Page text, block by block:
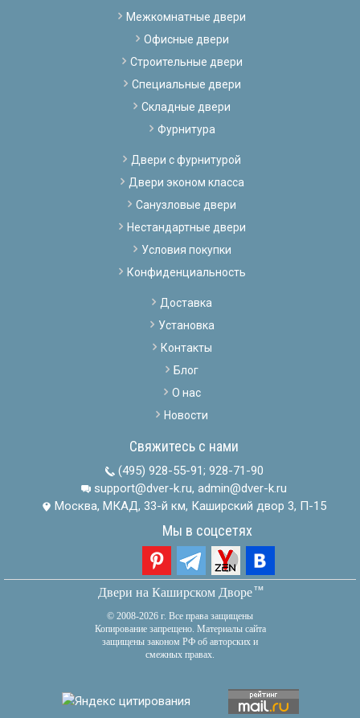
Межкомнатные двери
Офисные двери
Строительные двери
Специальные двери
Складные двери
Фурнитура
Двери с фурнитурой
Двери эконом класса
Санузловые двери
Нестандартные двери
Условия покупки
Конфиденциальность
Доставка
Установка
Контакты
Блог
О нас
Новости
Свяжитесь с нами
(495) 928-55-91; 928-71-90
support@dver-k.ru, admin@dver-k.ru
Москва, МКАД, 33-й км, Каширский двор 3, П-15
Мы в соцсетях
Двери на Каширском Дворетм
© 2008-2026 г. Все права защищены
Копирование запрещено. Материалы сайта
защищены законом РФ об авторских и
смежных правах.